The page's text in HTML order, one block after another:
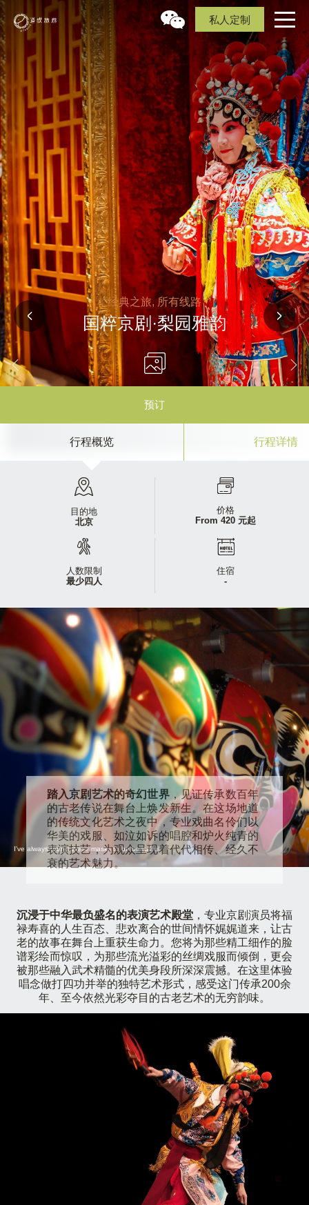
私人定制
经典之旅, 所有线路
国粹京剧·梨园雅韵
行程概览 行程详情
预订
目的地
北京
价格
From 420 元起
人数限制
最少四人
住宿
-
I've always found these masks to be beautiful.
踏入京剧艺术的奇幻世界，见证传承数百年
的古老传说在舞台上焕发新生。在这场地道
的传统文化艺术之夜中，专业戏曲名伶们以
华美的戏服、如泣如诉的唱腔和炉火纯青的
表演技艺，为观众呈现着代代相传、经久不
衰的艺术魅力。
沉浸于中华最负盛名的表演艺术殿堂 ，专业京剧演员将福
禄寿喜的人生百态、悲欢离合的世间情怀娓娓道来，让古
老的故事在舞台上重获生命力。您将为那些精工细作的脸
谱彩绘而惊叹，为那些流光溢彩的丝绸戏服而倾倒，更会
被那些融入武术精髓的优美身段所深深震撼。在这里体验
唱念做打四功并举的独特艺术形式，感受这门传承200余
年、至今依然光彩夺目的古老艺术的无穷韵味。